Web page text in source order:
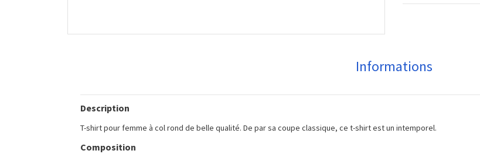
Informations
Description
T-shirt pour femme à col rond de belle qualité. De par sa coupe classique, ce t-shirt est un intemporel.
Composition